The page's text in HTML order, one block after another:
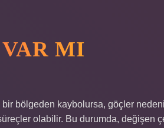
MI
bölgeden kaybolursa, göçler
olabilir. Bu durumda, değişen